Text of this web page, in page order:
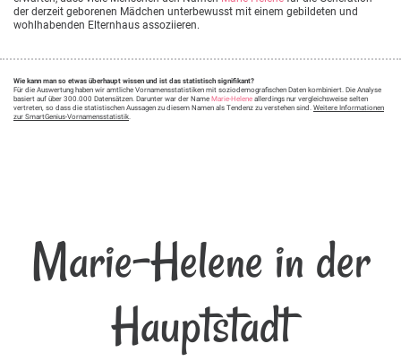
der derzeit geborenen Mädchen unterbewusst mit einem gebildeten und
wohlhabenden Elternhaus assoziieren.
Wie kann man so etwas überhaupt wissen und ist das statistisch signifikant?
Für die Auswertung haben wir amtliche Vornamensstatistiken mit soziodemografischen Daten kombiniert. Die Analyse
basiert auf über 300.000 Datensätzen. Darunter war der Name Marie-Helene allerdings nur vergleichsweise selten
vertreten, so dass die statistischen Aussagen zu diesem Namen als Tendenz zu verstehen sind. Weitere Informationen
zur SmartGenius-Vornamensstatistik.
Marie-Helene in der
Hauptstadt